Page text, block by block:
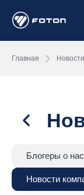
Главная Новости
Блогеры о нас
Новости